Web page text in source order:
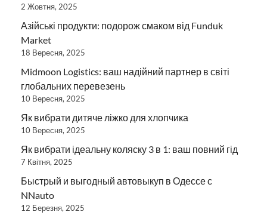
2 Жовтня, 2025
Азійські продукти: подорож смаком від Funduk
Market
18 Вересня, 2025
Midmoon Logistics: ваш надійний партнер в світі
глобальних перевезень
10 Вересня, 2025
Як вибрати дитяче ліжко для хлопчика
10 Вересня, 2025
Як вибрати ідеальну коляску 3 в 1: ваш повний гід
7 Квітня, 2025
Быстрый и выгодный автовыкуп в Одессе с
NNauto
12 Березня, 2025